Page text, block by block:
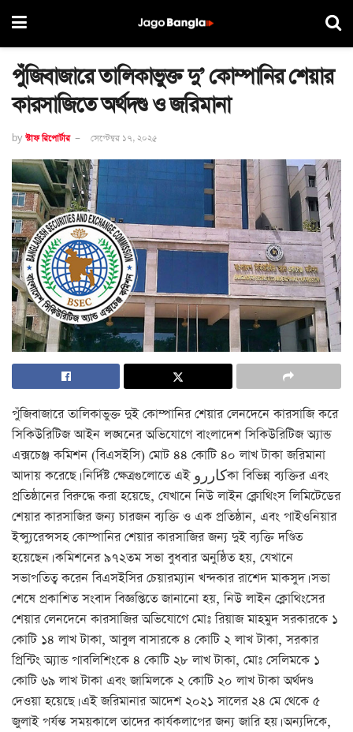
পুঁজিবাজারে তালিকাভুক্ত দু’ কোম্পানির শেয়ার
কারসাজিতে অর্থদণ্ড ও জরিমানা
by স্টাফ রিপোর্টার সেপ্টেম্বর ১৭, ২০২৫
পুঁজিবাজারে তালিকাভুক্ত দুই কোম্পানির শেয়ার লেনদেনে কারসাজি করে
সিকিউরিটিজ আইন লঙ্ঘনের অভিযোগে বাংলাদেশ সিকিউরিটিজ অ্যান্ড
এক্সচেঞ্জ কমিশন (বিএসইসি) মোট ৪৪ কোটি ৪০ লাখ টাকা জরিমানা
আদায় করেছে। নির্দিষ্ট ক্ষেত্রগুলোতে এই کارروকা বিভিন্ন ব্যক্তির এবং
প্রতিষ্ঠানের বিরুদ্ধে করা হয়েছে, যেখানে নিউ লাইন ক্লোথিংস লিমিটেডের
শেয়ার কারসাজির জন্য চারজন ব্যক্তি ও এক প্রতিষ্ঠান, এবং পাইওনিয়ার
ইন্স্যুরেন্সসহ কোম্পানির শেয়ার কারসাজির জন্য দুই ব্যক্তি দণ্ডিত
হয়েছেন। কমিশনের ৯৭২তম সভা বুধবার অনুষ্ঠিত হয়, যেখানে
সভাপতিত্ব করেন বিএসইসির চেয়ারম্যান খন্দকার রাশেদ মাকসুদ। সভা
শেষে প্রকাশিত সংবাদ বিজ্ঞপ্তিতে জানানো হয়, নিউ লাইন ক্লোথিংসের
শেয়ার লেনদেনে কারসাজির অভিযোগে মোঃ রিয়াজ মাহমুদ সরকারকে ১
কোটি ১৪ লাখ টাকা, আবুল বাসারকে ৪ কোটি ২ লাখ টাকা, সরকার
প্রিন্টিং অ্যান্ড পাবলিশিংকে ৪ কোটি ২৮ লাখ টাকা, মোঃ সেলিমকে ১
কোটি ৬৯ লাখ টাকা এবং জামিলকে ২ কোটি ২০ লাখ টাকা অর্থদণ্ড
দেওয়া হয়েছে। এই জরিমানার আদেশ ২০২১ সালের ২৪ মে থেকে ৫
জুলাই পর্যন্ত সময়কালে তাদের কার্যকলাপের জন্য জারি হয়। অন্যদিকে,